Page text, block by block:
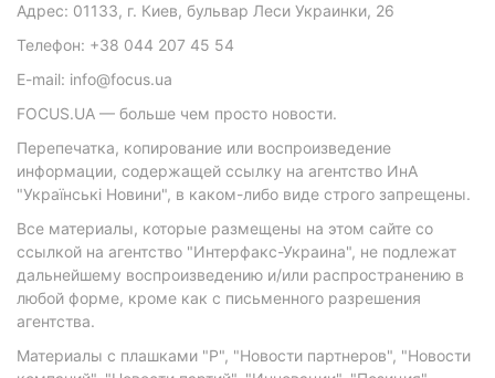
Адрес: 01133, г. Киев, бульвар Леси Украинки, 26
Телефон: +38 044 207 45 54
E-mail: info@focus.ua
FOCUS.UA — больше чем просто новости.
Перепечатка, копирование или воспроизведение
информации, содержащей ссылку на агентство ИнА
"Українські Новини", в каком-либо виде строго запрещены.
Все материалы, которые размещены на этом сайте со
ссылкой на агентство "Интерфакс-Украина", не подлежат
дальнейшему воспроизведению и/или распространению в
любой форме, кроме как с письменного разрешения
агентства.
Материалы с плашками "Р", "Новости партнеров", "Новости